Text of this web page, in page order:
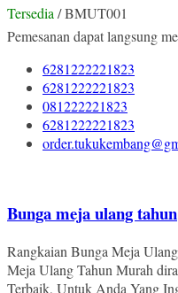
Tersedia / BMUT001
Pemesanan dapat langsung
6281222221823
6281222221823
081222221823
6281222221823
Bunga meja ulang tahun
Rangkaian Bunga Meja
Meja Ulang Tahun Murah
Terbaik, Untuk Anda Yang